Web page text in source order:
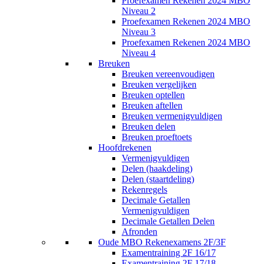
Niveau 2
Proefexamen Rekenen 2024 MBO
Niveau 3
Proefexamen Rekenen 2024 MBO
Niveau 4
Breuken
Breuken vereenvoudigen
Breuken vergelijken
Breuken optellen
Breuken aftellen
Breuken vermenigvuldigen
Breuken delen
Breuken proeftoets
Hoofdrekenen
Vermenigvuldigen
Delen (haakdeling)
Delen (staartdeling)
Rekenregels
Decimale Getallen
Vermenigvuldigen
Decimale Getallen Delen
Afronden
Oude MBO Rekenexamens 2F/3F
Examentraining 2F 16/17